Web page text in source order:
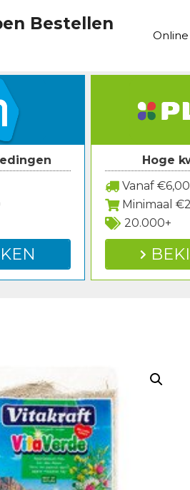
Bestellen
Hoge
Vanaf €6,00
Minimaal
20.000+